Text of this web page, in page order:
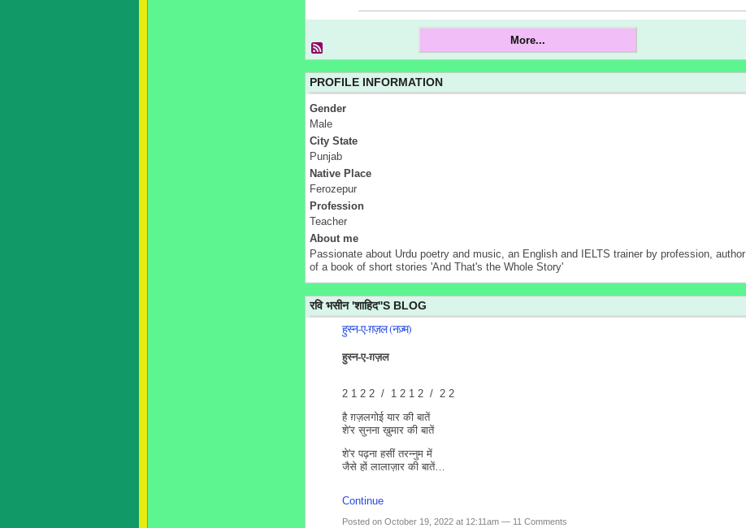
More...
PROFILE INFORMATION
Gender
Male
City State
Punjab
Native Place
Ferozepur
Profession
Teacher
About me
Passionate about Urdu poetry and music, an English and IELTS trainer by profession, author
of a book of short stories 'And That's the Whole Story'
रवि भसीन 'शाहिद''S BLOG
हुस्न-ए-ग़ज़ल (नज़्म)
हुस्न-ए-ग़ज़ल
2 1 2 2 / 1 2 1 2 / 2 2
है ग़ज़लगोई यार की बातें
शे'र सुनना ख़ुमार की बातें
शे'र पढ़ना हसीं तरन्नुम में
जैसे हों लालाज़ार की बातें…
Continue
Posted on October 19, 2022 at 12:11am — 11 Comments